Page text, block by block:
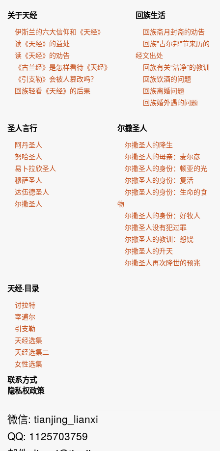
关于天经
伊斯兰的六大信仰和《天经》
读《天经》的益处
读《天经》的劝告
《古兰经》是怎样看待《天经》
《引支勒》会被人篡改吗？
回族轻看《天经》的后果
回族生活
回族斋月封斋的劝告
回族"古尔邦"节来历的
经文出处
回族有关“洁净”的教训
回族饮酒的问题
回族离婚问题
回族婚外遇的问题
圣人言行
阿丹圣人
努哈圣人
易卜拉欣圣人
穆萨圣人
达伍德圣人
尔撒圣人
尔撒圣人
尔撒圣人的降生
尔撒圣人的母亲：麦尔彦
尔撒圣人的身份：顿亚的光
尔撒圣人的身份：复活
尔撒圣人的身份：生命的食
物
尔撒圣人的身份：好牧人
尔撒圣人没有犯过罪
尔撒圣人的教训：恕饶
尔撒圣人的升天
尔撒圣人再次降世的预兆
天经·目录
讨拉特
宰逋尔
引支勒
天经选集
天经选集二
女性选集
联系方式
隐私权政策
微信: tianjing_lianxi
QQ: 1125703759